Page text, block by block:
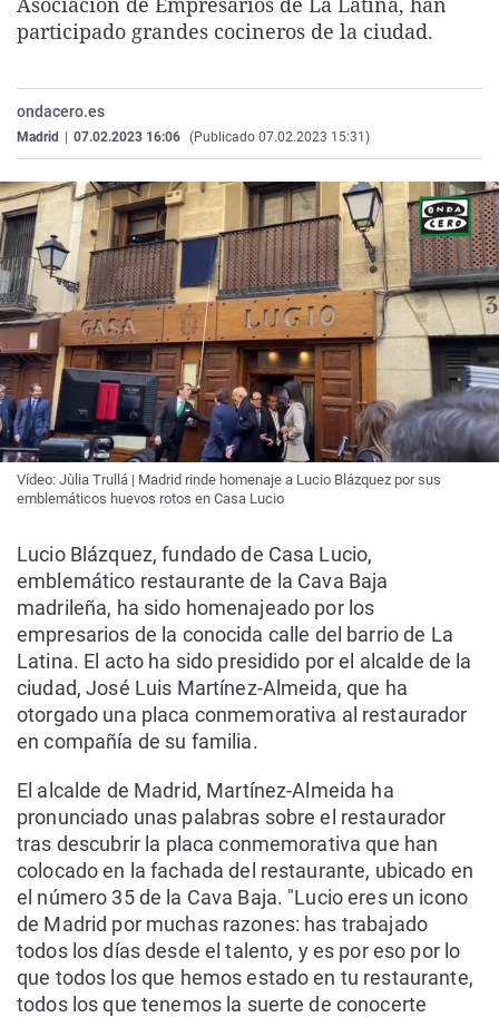
La rosa de los vientos
Como el perro y el
Caso
Equipo de
Operación Viuda
Extremadura
La Rioja
Navarra
Virales
Elecciones
participado grandes cocineros de la ciudad.
ondacero.es
Madrid 07.02.2023 16:06 (Publicado 07.02.2023 15:31)
Vídeo: Jùlia Trullá | Madrid rinde homenaje a Lucio Blázquez por sus
emblemáticos huevos rotos en Casa Lucio
Lucio Blázquez, fundado de Casa Lucio,
emblemático restaurante de la Cava Baja
madrileña, ha sido homenajeado por los
empresarios de la conocida calle del barrio de La
Latina. El acto ha sido presidido por el alcalde de la
ciudad, José Luis Martínez-Almeida, que ha
otorgado una placa conmemorativa al restaurador
en compañía de su familia.
El alcalde de Madrid, Martínez-Almeida ha
pronunciado unas palabras sobre el restaurador
tras descubrir la placa conmemorativa que han
colocado en la fachada del restaurante, ubicado en
el número 35 de la Cava Baja. "Lucio eres un icono
de Madrid por muchas razones: has trabajado
todos los días desde el talento, y es por eso por lo
que todos los que hemos estado en tu restaurante,
todos los que tenemos la suerte de conocerte